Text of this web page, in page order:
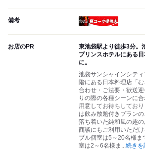
備考
お店のPR
東池袋駅より徒歩3分。
プリンスホテルにある
に。
池袋サンシャインシテ
階にある日本料理店「
合わせ・ご法要・歓送
りの際の各種シーンに
用意してお待ちしてお
は飲み放題付きプランの
落ち着いた純和風の趣
商談にもご利用いただ
ブル個室は5～20名様ま
室は2～6名様ま ...続きを